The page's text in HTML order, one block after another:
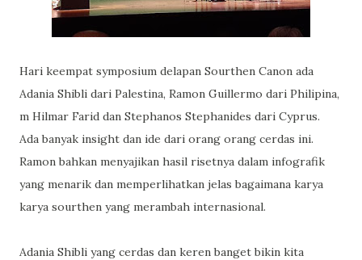
Hari keempat symposium delapan Sourthen Canon ada
Adania Shibli dari Palestina, Ramon Guillermo dari Philipina,
m Hilmar Farid dan Stephanos Stephanides dari Cyprus.
Ada banyak insight dan ide dari orang orang cerdas ini.
Ramon bahkan menyajikan hasil risetnya dalam infografik
yang menarik dan memperlihatkan jelas bagaimana karya
karya sourthen yang merambah internasional.
Adania Shibli yang cerdas dan keren banget bikin kita